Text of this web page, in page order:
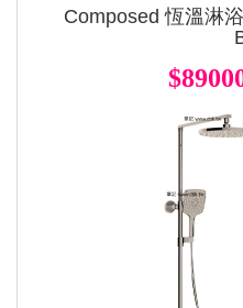
Composed 恆溫淋